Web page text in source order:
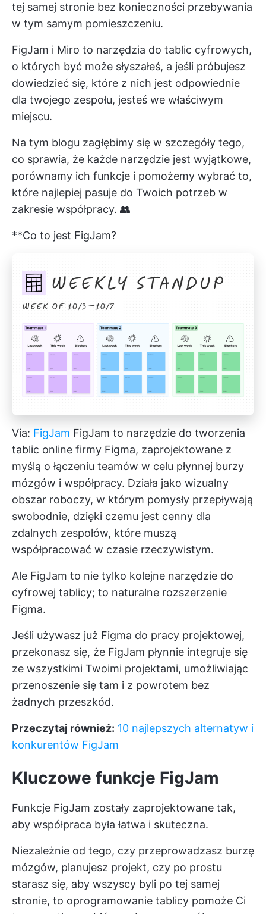
tej samej stronie bez konieczności przebywania
w tym samym pomieszczeniu.
FigJam i Miro to narzędzia do tablic cyfrowych,
o których być może słyszałeś, a jeśli próbujesz
dowiedzieć się, które z nich jest odpowiednie
dla twojego zespołu, jesteś we właściwym
miejscu.
Na tym blogu zagłębimy się w szczegóły tego,
co sprawia, że każde narzędzie jest wyjątkowe,
porównamy ich funkcje i pomożemy wybrać to,
które najlepiej pasuje do Twoich potrzeb w
zakresie współpracy. 👥
**Co to jest FigJam?
Via: FigJam FigJam to narzędzie do tworzenia
tablic online firmy Figma, zaprojektowane z
myślą o łączeniu teamów w celu płynnej burzy
mózgów i współpracy. Działa jako wizualny
obszar roboczy, w którym pomysły przepływają
swobodnie, dzięki czemu jest cenny dla
zdalnych zespołów, które muszą
współpracować w czasie rzeczywistym.
Ale FigJam to nie tylko kolejne narzędzie do
cyfrowej tablicy; to naturalne rozszerzenie
Figma.
Jeśli używasz już Figma do pracy projektowej,
przekonasz się, że FigJam płynnie integruje się
ze wszystkimi Twoimi projektami, umożliwiając
przenoszenie się tam i z powrotem bez
żadnych przeszkód.
Przeczytaj również: 10 najlepszych alternatyw i
konkurentów FigJam
Kluczowe funkcje FigJam
Funkcje FigJam zostały zaprojektowane tak,
aby współpraca była łatwa i skuteczna.
Niezależnie od tego, czy przeprowadzasz burzę
mózgów, planujesz projekt, czy po prostu
starasz się, aby wszyscy byli po tej samej
stronie, to oprogramowanie tablicy pomoże Ci